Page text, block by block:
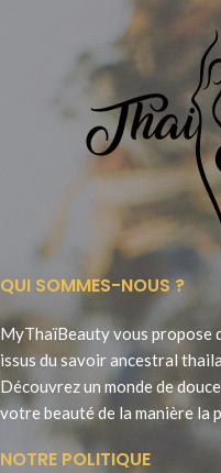
QUI SOMMES-NOUS ?
MyThaïBeauty vous propose
issus du savoir ancestral
Découvrez un monde de
votre beauté de la manière la
NOTRE POLITIQUE